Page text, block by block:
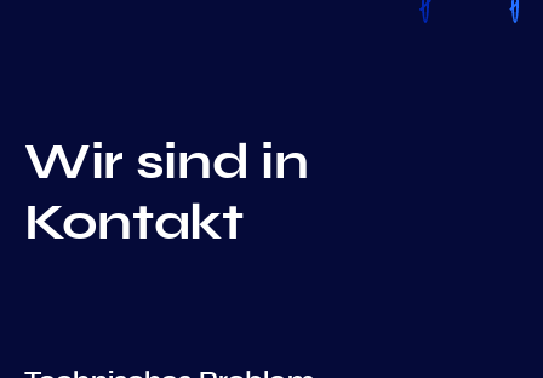
Wir sind in
Kontakt